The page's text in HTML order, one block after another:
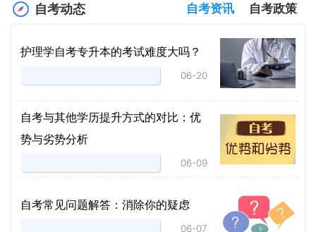
自考动态 自考资讯 自考政策
护理学自考专升本的考试难度大吗？
06-20
自考与其他学历提升方式的对比：优
势与劣势分析
06-09
自考常见问题解答：消除你的疑虑
06-07